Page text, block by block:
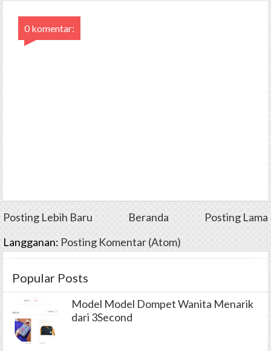
0 komentar:
Posting Lebih Baru Beranda
Posting Lama
Langganan: Posting Komentar (Atom)
Popular Posts
Model Model Dompet Wanita Menarik
dari 3Second